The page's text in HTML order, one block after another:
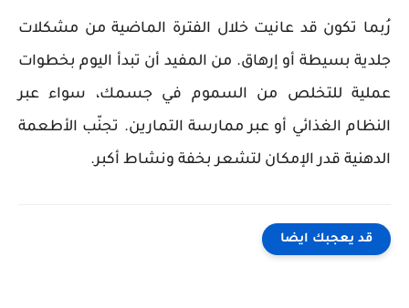
رُبما تكون قد عانيت خلال الفترة الماضية من مشكلات
جلدية بسيطة أو إرهاق. من المفيد أن تبدأ اليوم بخطوات
عملية للتخلص من السموم في جسمك، سواء عبر
النظام الغذائي أو عبر ممارسة التمارين. تجنّب الأطعمة
الدهنية قدر الإمكان لتشعر بخفة ونشاط أكبر.
قد يعجبك ايضا